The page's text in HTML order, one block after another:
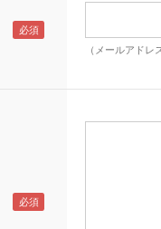
（メールアド